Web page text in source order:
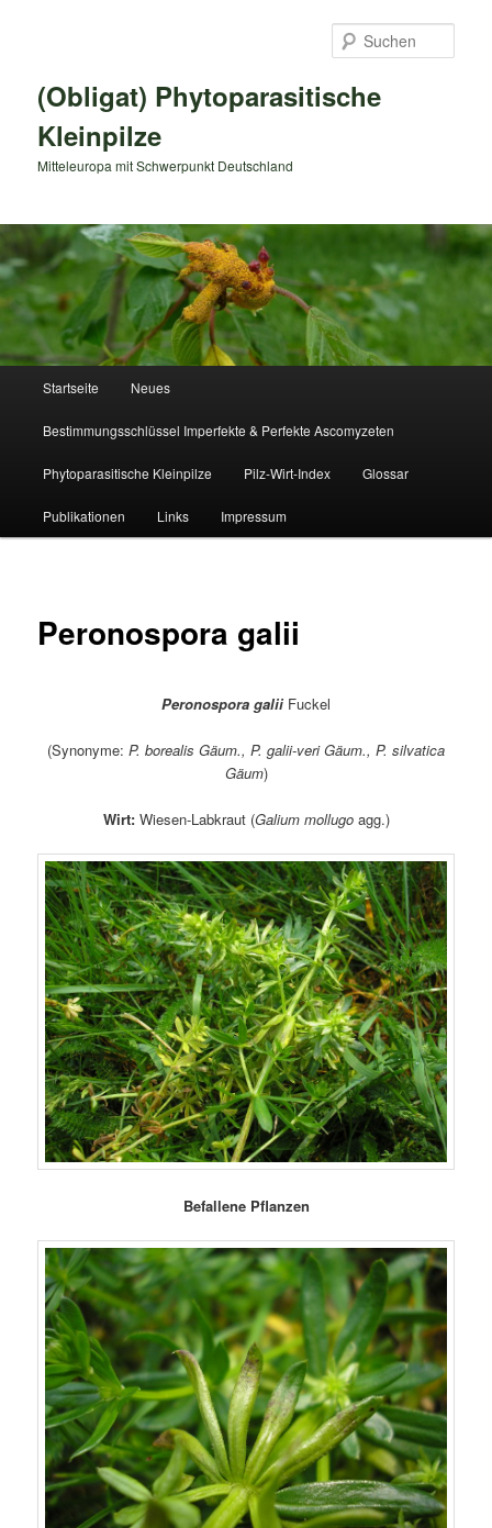
(Obligat) Phytoparasitische
Kleinpilze
Mitteleuropa mit Schwerpunkt Deutschland
Startseite Neues
Bestimmungsschlüssel Imperfekte & Perfekte Ascomyzeten
Phytoparasitische Kleinpilze Pilz-Wirt-Index Glossar
Publikationen Links Impressum
Peronospora galii
Peronospora galii Fuckel
(Synonyme: P. borealis Gäum., P. galii-veri Gäum., P. silvatica
Gäum)
Wirt:Wiesen-Labkraut (Galium mollugoagg.)
Befallene Pflanzen